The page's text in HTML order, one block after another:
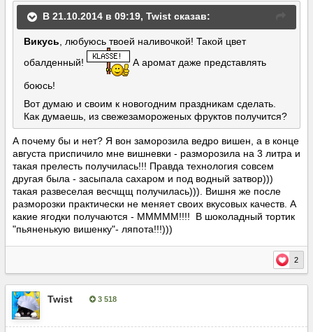
В 21.10.2014 в 09:19, Twist сказав:
Викусь , любуюсь твоей наливочкой! Такой цвет
обалденный!
А аромат даже представлять
боюсь!
Вот думаю и своим к новогодним праздникам сделать.
Как думаешь, из свежезамороженых фруктов получится?
А почему бы и нет? Я вон заморозила ведро вишен, а в конце
августа приспичило мне вишневки - разморозила на 3 литра и
такая прелесть получилась!!! Правда технология совсем
другая была - засыпала сахаром и под водный затвор)))
такая развеселая весчщщ получилась))). Вишня же после
разморозки практически не меняет своих вкусовых качеств. А
какие ягодки получаются - МММММ!!!! В шоколадный тортик
"пьяненькую вишенку"- ляпота!!!)))
2
Twist 3 518